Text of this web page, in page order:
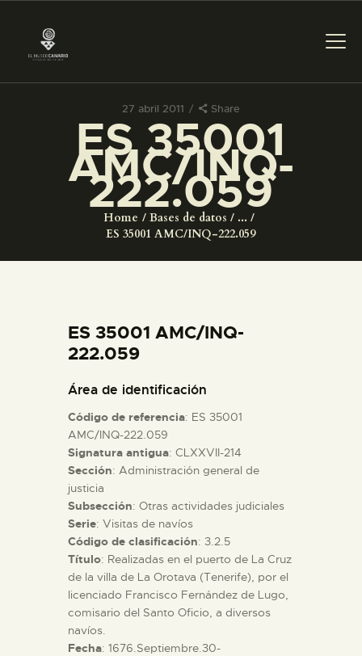
27 abril 2011 Share
ES 35001
AMC/INQ-
222.059
Home Bases de datos
...
ES 35001 AMC/INQ-222.059
PREPARAR LA VISITA
ACTIVIDADES
COLECCIONES
ESPAÑOL
PREPARAR LA VISITA
ACTIVIDADES
█
EL MUSEO
ES 35001 AMC/INQ-
222.059
Área de identificación
Código de referencia: ES 35001
AMC/INQ-222.059
Signatura antigua: CLXXVII-214
Sección: Administración general de
justicia
Subsección: Otras actividades judiciales
Serie: Visitas de navíos
Código de clasificación: 3.2.5
Título: Realizadas en el puerto de La Cruz
de la villa de La Orotava (Tenerife), por el
licenciado Francisco Fernández de Lugo,
comisario del Santo Oficio, a diversos
navíos.
Fecha: 1676.Septiembre.30-